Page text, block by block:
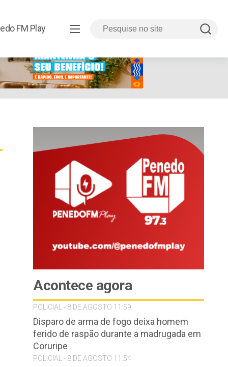
FM Play
Acontece agora
POLICIAL - 8 DE AGOSTO 11:59
Disparo de arma de fogo deixa homem
ferido de raspão durante a madrugada em
Coruripe
POLICIAL - 8 DE AGOSTO 11:54